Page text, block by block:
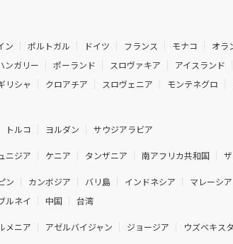
ン ポルトガル ドイツ フランス モナコ オラ
ンガリー ポーランド スロヴァキア アイスランド
リシャ クロアチア スロヴェニア モンテネグロ
トルコ ヨルダン サウジアラビア
ニジア ケニア タンザニア 南アフリカ共和国
ン カンボジア バリ島 インドネシア マレーシア
ルネイ 中国 台湾
メニア アゼルバイジャン ジョージア ウズベキス